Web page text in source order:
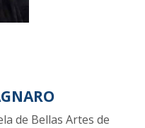
de Bellas Artes de